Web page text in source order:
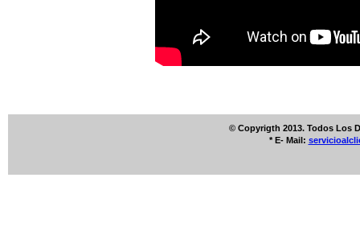
© Copyrigth 2013. Todos Los
* E- Mail: